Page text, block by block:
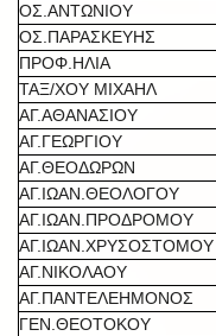
ΟΣ.ΑΝΤΩΝΙΟΥ
ΟΣ.ΠΑΡΑΣΚΕΥΗΣ
ΠΡΟΦ.ΗΛΙΑ
ΤΑΞ/ΧΟΥ ΜΙΧΑΗΛ
ΑΓ.ΑΘΑΝΑΣΙΟΥ
ΑΓ.ΓΕΩΡΓΙΟΥ
ΑΓ.ΘΕΟΔΩΡΩΝ
ΑΓ.ΙΩΑΝ.ΘΕΟΛΟΓΟΥ
ΑΓ.ΙΩΑΝ.ΠΡΟΔΡΟΜΟΥ
ΑΓ.ΙΩΑΝ.ΧΡΥΣΟΣΤΟΜΟΥ
ΑΓ.ΝΙΚΟΛΑΟΥ
ΑΓ.ΠΑΝΤΕΛΕΗΜΟΝΟΣ
ΓΕΝ.ΘΕΟΤΟΚΟΥ